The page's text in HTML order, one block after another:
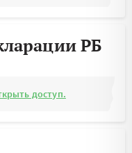
РБ
доступ.